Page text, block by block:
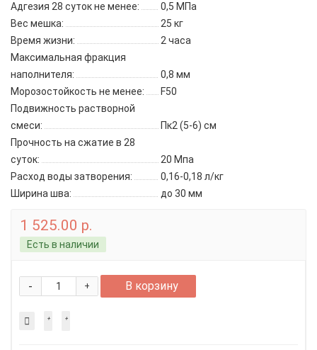
Адгезия 28 суток не менее:
0,5 МПа
Вес мешка:
25 кг
Время жизни:
2 часа
Максимальная фракция
наполнителя:
0,8 мм
Морозостойкость не менее:
F50
Подвижность растворной
смеси:
Пк2 (5-6) см
Прочность на сжатие в 28
суток:
20 Мпа
Расход воды затворения:
0,16-0,18 л/кг
Ширина шва:
до 30 мм
1 525.00 р.
Есть в наличии
+
- В корзину